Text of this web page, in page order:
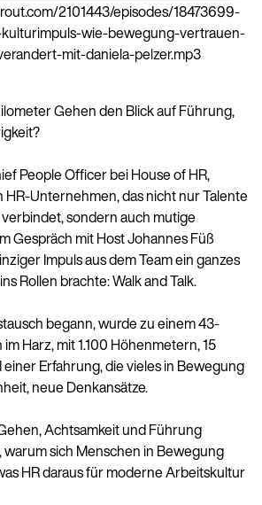
2101443/episodes/18473699-
wie-bewegung-vertrauen-
mit-daniela-pelzer.mp3
Gehen den Blick auf Führung,
People Officer bei House of HR,
Unternehmen, das nicht nur Talente
sondern auch mutige
Gespräch mit Host Johannes Füß
Impuls aus dem Team ein ganzes
Rollen brachte: Walk and Talk.
begann, wurde zu einem 43-
Harz, mit 1.100 Höhenmetern, 15
Erfahrung, die vieles in Bewegung
neue Denkansätze.
Achtsamkeit und Führung
sich Menschen in Bewegung
HR daraus für moderne Arbeitskultur